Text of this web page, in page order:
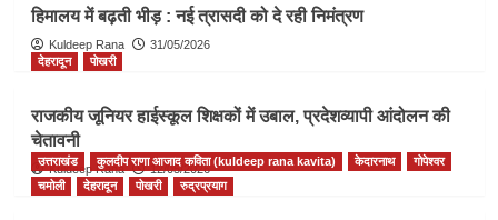
हिमालय में बढ़ती भीड़ : नई त्रासदी को दे रही निमंत्रण
Kuldeep Rana
31/05/2026
देहरादून
पोखरी
राजकीय जूनियर हाईस्कूल शिक्षकों में उबाल, प्रदेशव्यापी आंदोलन की
चेतावनी
Kuldeep Rana 12/05/2026
उत्तराखंड कुलदीप राणा आजाद कविता (kuldeep rana kavita) केदारनाथ
गोपेश्वर
चमोली
देहरादून पोखरी रुद्रप्रयाग